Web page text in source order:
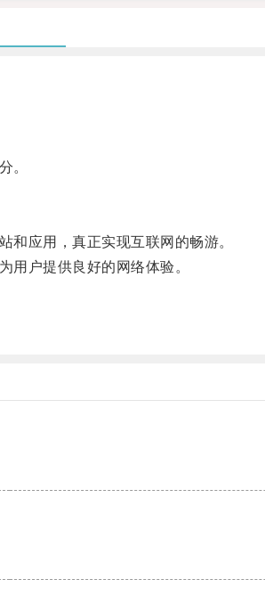
。
应用，真正实现互联网的畅游。
户提供良好的网络体验。